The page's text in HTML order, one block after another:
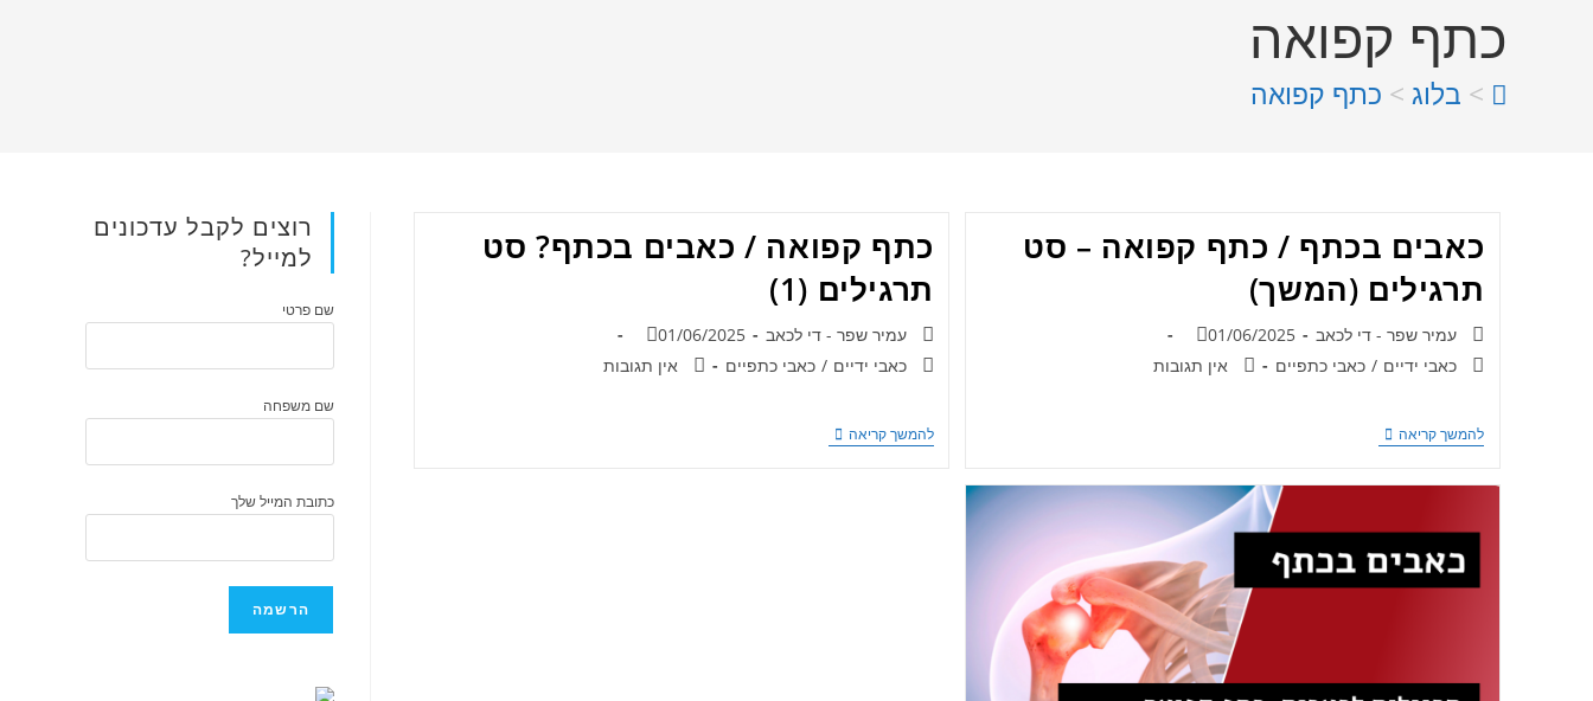
כתף קפואה
> בלוג > כתף קפואה
כאבים בכתף / כתף קפואה – סט
תרגילים (המשך)
עמיר שפר - די לכאב
01/06/2025
כאבי ידיים / כאבי כתפיים אין תגובות
להמשך קריאה
כתף קפואה / כאבים בכתף? סט
תרגילים (1)
עמיר שפר - די לכאב
01/06/2025
כאבי ידיים / כאבי כתפיים אין תגובות
להמשך קריאה
רוצים לקבל עדכונים
למייל?
שם פרטי
שם משפחה
כתובת המייל שלך